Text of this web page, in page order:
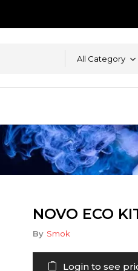
All Category
NOVO ECO
By Smok
Login to see